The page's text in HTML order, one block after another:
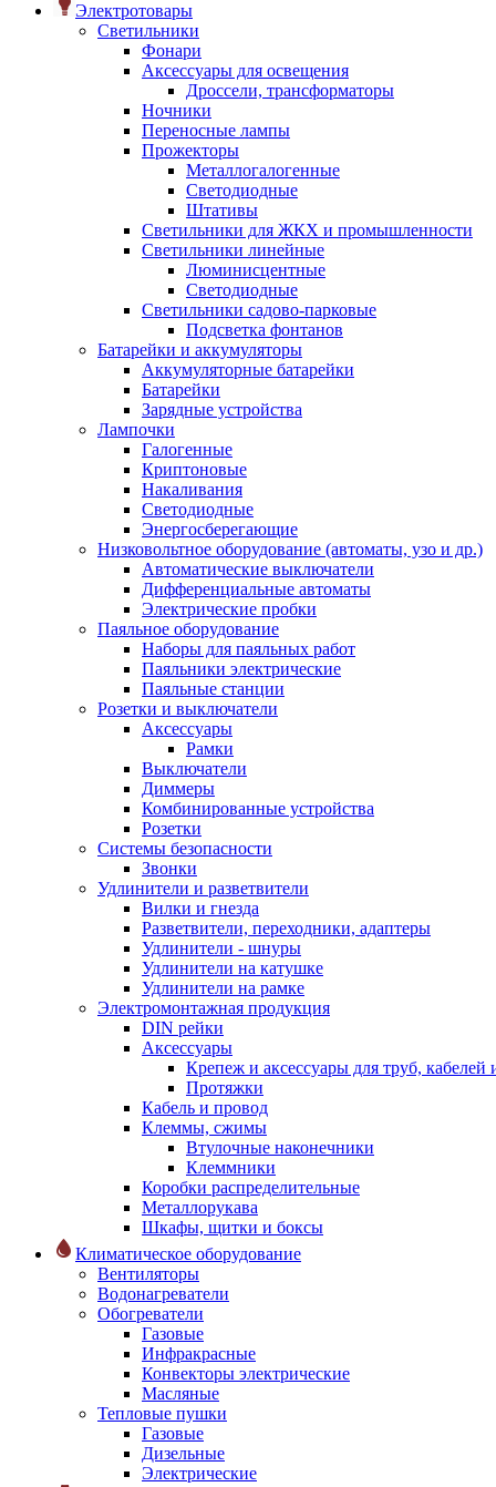
Электротовары
Светильники
Фонари
Аксессуары для освещения
Дроссели, трансформаторы
Ночники
Переносные лампы
Прожекторы
Металлогалогенные
Светодиодные
Штативы
Светильники для ЖКХ и промышленности
Светильники линейные
Люминисцентные
Светодиодные
Светильники садово-парковые
Подсветка фонтанов
Батарейки и аккумуляторы
Аккумуляторные батарейки
Батарейки
Зарядные устройства
Лампочки
Галогенные
Криптоновые
Накаливания
Светодиодные
Энергосберегающие
Низковольтное оборудование (автоматы, узо и др.)
Автоматические выключатели
Дифференциальные автоматы
Электрические пробки
Паяльное оборудование
Наборы для паяльных работ
Паяльники электрические
Паяльные станции
Розетки и выключатели
Аксессуары
Рамки
Выключатели
Диммеры
Комбинированные устройства
Розетки
Системы безопасности
Звонки
Удлинители и разветвители
Вилки и гнезда
Разветвители, переходники, адаптеры
Удлинители - шнуры
Удлинители на катушке
Удлинители на рамке
Электромонтажная продукция
DIN рейки
Аксессуары
Крепеж и аксессуары для труб, кабелей
Протяжки
Кабель и провод
Клеммы, сжимы
Втулочные наконечники
Клеммники
Коробки распределительные
Металлорукава
Шкафы, щитки и боксы
Климатическое оборудование
Вентиляторы
Водонагреватели
Обогреватели
Газовые
Инфракрасные
Конвекторы электрические
Масляные
Тепловые пушки
Газовые
Дизельные
Электрические